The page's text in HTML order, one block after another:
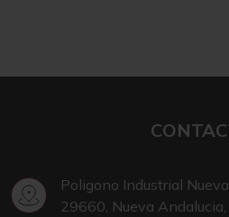
Poligono Industrial
29660, Nueva